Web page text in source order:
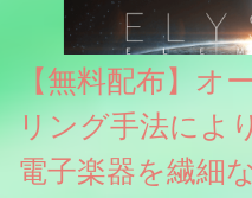
【無料配布】オ
リング手法によ
電子楽器を繊細